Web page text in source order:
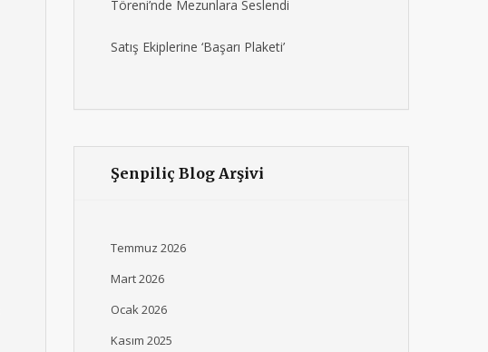
Töreni’nde Mezunlara Seslendi
Satış Ekiplerine ‘Başarı Plaketi’
Şenpiliç Blog Arşivi
Temmuz 2026
Mart 2026
Ocak 2026
Kasım 2025